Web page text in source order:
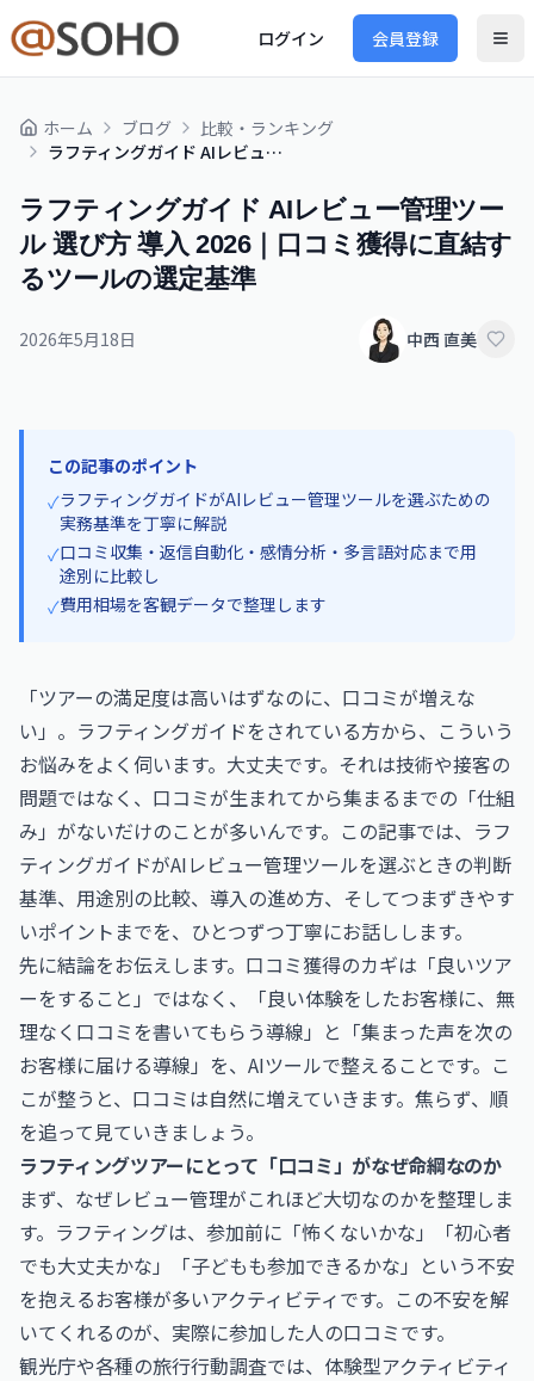
ログイン 会員登録
ホーム ブログ
比較・ランキング
ラフティングガイド AIレビュー管理ツール 選び方 導入 2026｜口コミ獲得に直結するツールの選定基準
ラフティングガイド AIレビュー管理ツー
ル 選び方 導入 2026｜口コミ獲得に直結す
るツールの選定基準
2026年5月18日 中西 直美
この記事のポイント
✓ラフティングガイドがAIレビュー管理ツールを選ぶための
実務基準を丁寧に解説
✓口コミ収集・返信自動化・感情分析・多言語対応まで用
途別に比較し
✓費用相場を客観データで整理します
「ツアーの満足度は高いはずなのに、口コミが増えな
い」。ラフティングガイドをされている方から、こういう
お悩みをよく伺います。大丈夫です。それは技術や接客の
問題ではなく、口コミが生まれてから集まるまでの「仕組
み」がないだけのことが多いんです。この記事では、ラフ
ティングガイドがAIレビュー管理ツールを選ぶときの判断
基準、用途別の比較、導入の進め方、そしてつまずきやす
いポイントまでを、ひとつずつ丁寧にお話しします。
先に結論をお伝えします。口コミ獲得のカギは「良いツア
ーをすること」ではなく、「良い体験をしたお客様に、無
理なく口コミを書いてもらう導線」と「集まった声を次の
お客様に届ける導線」を、AIツールで整えることです。こ
こが整うと、口コミは自然に増えていきます。焦らず、順
を追って見ていきましょう。
ラフティングツアーにとって「口コミ」がなぜ命綱なのか
まず、なぜレビュー管理がこれほど大切なのかを整理しま
す。ラフティングは、参加前に「怖くないかな」「初心者
でも大丈夫かな」「子どもも参加できるかな」という不安
を抱えるお客様が多いアクティビティです。この不安を解
いてくれるのが、実際に参加した人の口コミです。
観光庁や各種の旅行行動調査では、体験型アクティビティ